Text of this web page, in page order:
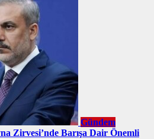
Gündem
Zirvesi’nde Barışa Dair Önemli